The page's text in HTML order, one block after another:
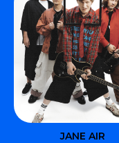
JANE AIR